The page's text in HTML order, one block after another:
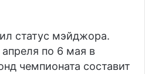
статус мэйджора.
по 6 мая в
чемпионата составит